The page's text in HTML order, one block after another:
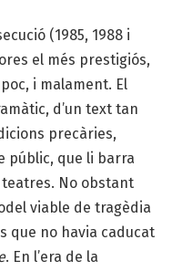
(1985, 1988 i
el més prestigiós,
i malament. El
d’un text tan
precàries,
públic, que li barra
No obstant
viable de tragèdia
que no havia caducat
. En l’era de la